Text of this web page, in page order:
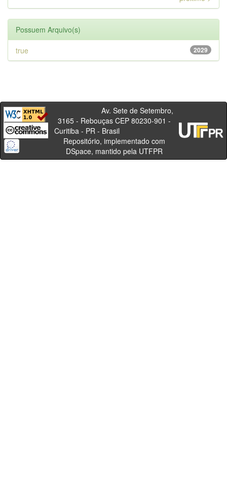
Possuem Arquivo(s)
2029
true
Av. Sete de Setembro,
3165 - Rebouças CEP 80230-901 -
Curitiba - PR - Brasil
Repositório, implementado com
DSpace, mantido pela UTFPR